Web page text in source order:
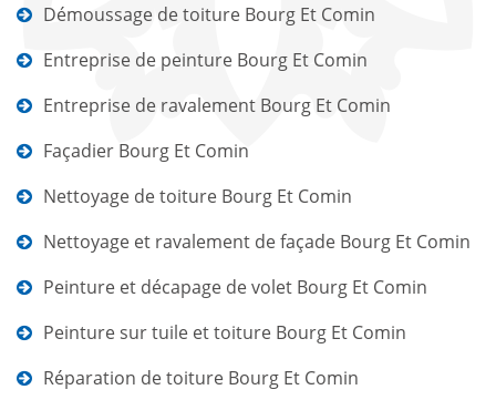
Démoussage de toiture Bourg Et Comin
Entreprise de peinture Bourg Et Comin
Entreprise de ravalement Bourg Et Comin
Façadier Bourg Et Comin
Nettoyage de toiture Bourg Et Comin
Nettoyage et ravalement de façade Bourg Et Comin
Peinture et décapage de volet Bourg Et Comin
Peinture sur tuile et toiture Bourg Et Comin
Réparation de toiture Bourg Et Comin